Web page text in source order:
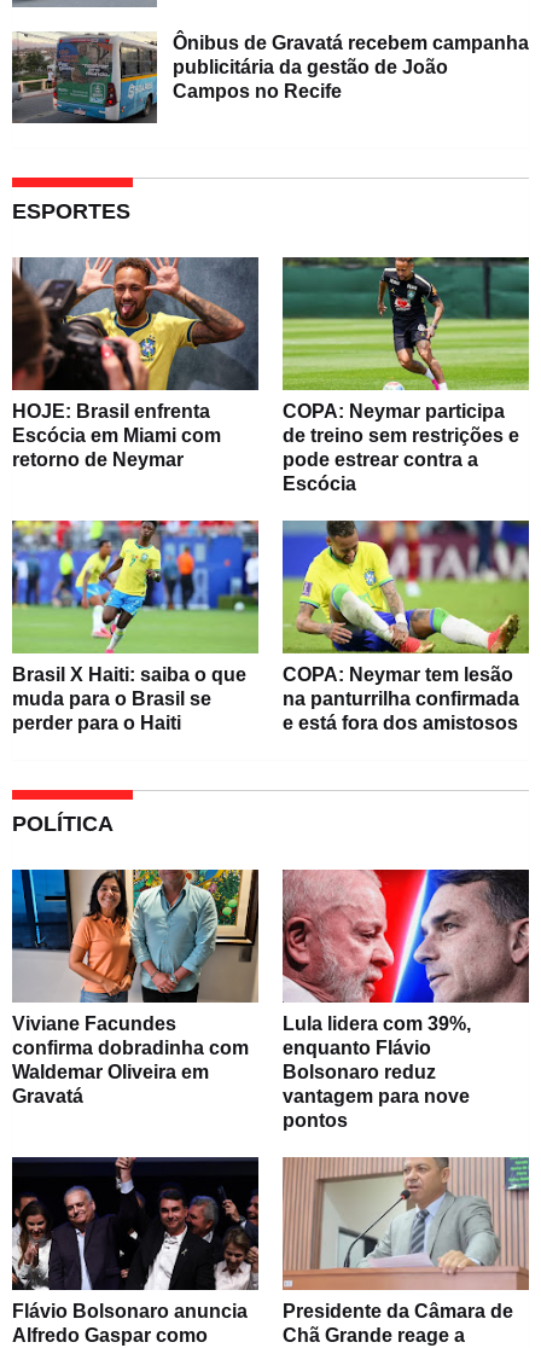
Ônibus de Gravatá recebem campanha
publicitária da gestão de João
Campos no Recife
ESPORTES
HOJE: Brasil enfrenta
Escócia em Miami com
retorno de Neymar
COPA: Neymar participa
de treino sem restrições e
pode estrear contra a
Escócia
Brasil X Haiti: saiba o que
muda para o Brasil se
perder para o Haiti
COPA: Neymar tem lesão
na panturrilha confirmada
e está fora dos amistosos
POLÍTICA
Viviane Facundes
confirma dobradinha com
Waldemar Oliveira em
Gravatá
Lula lidera com 39%,
enquanto Flávio
Bolsonaro reduz
vantagem para nove
pontos
Flávio Bolsonaro anuncia
Alfredo Gaspar como
Presidente da Câmara de
Chã Grande reage a